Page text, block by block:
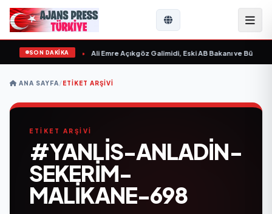
SON DAKİKA
“ yayımlandı Ali Emre Açıkgöz Galimidi, Eski AB Bakanı ve
ANA SAYFA/ETIKET ARŞIVI
ETİKET ARŞİVİ
#YANLIS-ANLADIN-
SEKERIM-
MALIKANE-698